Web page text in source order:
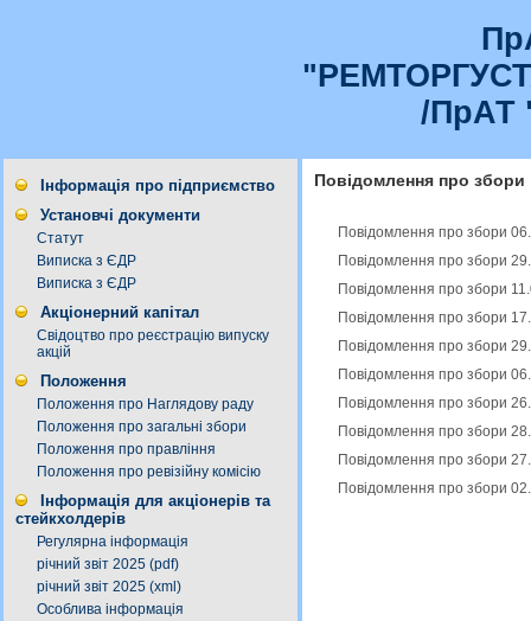
/ПрАТ
Інформація про підприємство
Установчі документи
Статут
Виписка з ЄДР
Виписка з ЄДР
Акціонерний капітал
Свідоцтво про реєстрацію випуску
акцій
Положення
Положення про Наглядову раду
Положення про загальні збори
Положення про правління
Положення про ревізійну комісію
Інформація для акціонерів та
стейкхолдерів
Регулярна інформація
річний звіт 2025 (pdf)
річний звіт 2025 (xml)
Особлива інформація
Повідомлення про збори
Повідомлення про збори
Повідомлення про збори
Повідомлення про збори
Повідомлення про збори
Повідомлення про збори
Повідомлення про збори
Повідомлення про збори
Повідомлення про збори
Повідомлення про збори
Повідомлення про збори